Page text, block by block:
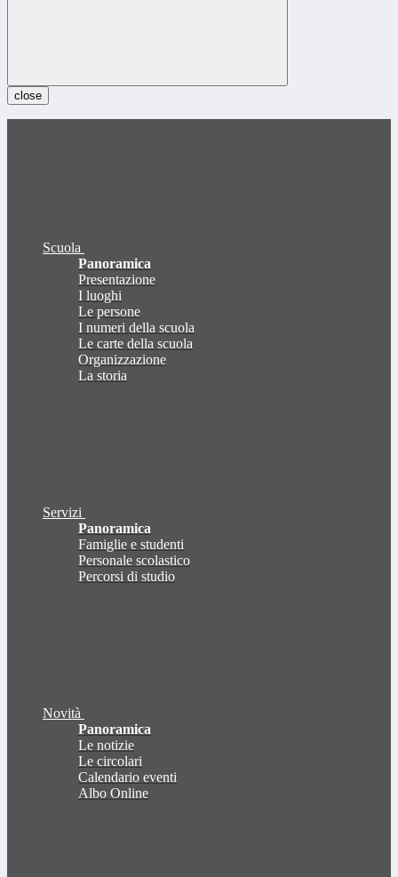
close
Scuola
Panoramica
Presentazione
I luoghi
Le persone
I numeri della scuola
Le carte della scuola
Organizzazione
La storia
Servizi
Panoramica
Famiglie e studenti
Personale scolastico
Percorsi di studio
Novità
Panoramica
Le notizie
Le circolari
Calendario eventi
Albo Online